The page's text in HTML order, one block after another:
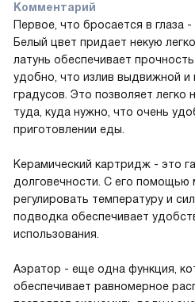
Комментарий
Первое, что бросается в глаза
Белый цвет придает некую
латунь обеспечивает
удобно, что излив выдвижной и
градусов. Это позволяет легко
туда, куда нужно, что очень
приготовлении еды.
Керамический картридж - это
долговечности. С его помощью
регулировать температуру и
подводка обеспечивает
использования.
Аэратор - еще одна функция,
обеспечивает равномерное